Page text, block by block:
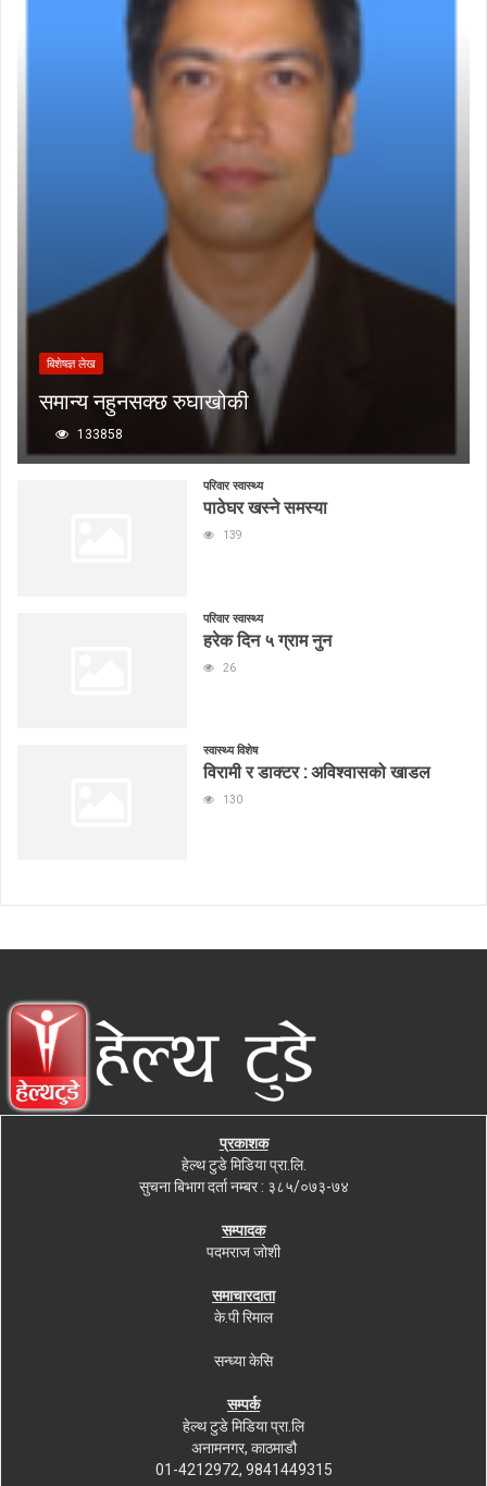
बिशेषज्ञ लेख
समान्य नहुनसक्छ रुघाखोकी
133858
परिवार स्वास्थ्य
पाठेघर खस्ने समस्या
139
परिवार स्वास्थ्य
हरेक दिन ५ ग्राम नुन
26
स्वास्थ्य विशेष
विरामी र डाक्टर : अविश्वासको खाडल
130
प्रकाशक
हेल्थ टुडे मिडिया प्रा.लि.
सुचना बिभाग दर्ता नम्बर : ३८५/०७३-७४
सम्पादक
पदमराज जोशी
समाचारदाता
के.पी रिमाल
सन्ध्या केसि
सम्पर्क
हेल्थ टुडे मिडिया प्रा.लि
अनामनगर, काठमाडौ
01-4212972, 9841449315